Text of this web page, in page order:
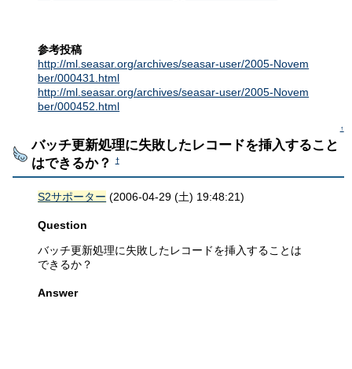
参考投稿
http://ml.seasar.org/archives/seasar-user/2005-Novem
ber/000431.html
http://ml.seasar.org/archives/seasar-user/2005-Novem
ber/000452.html
↑
バッチ更新処理に失敗したレコードを挿入すること
はできるか？
†
S2サポーター (2006-04-29 (土) 19:48:21)
Question
バッチ更新処理に失敗したレコードを挿入することは
できるか？
Answer